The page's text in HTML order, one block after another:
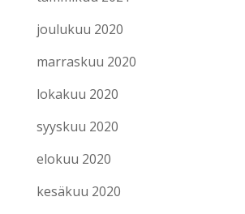
joulukuu 2020
marraskuu 2020
lokakuu 2020
syyskuu 2020
elokuu 2020
kesäkuu 2020